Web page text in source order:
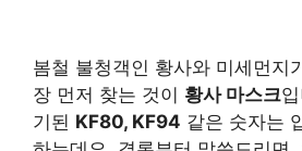
봄철 불청객인 황사와 미세먼지
장 먼저 찾는 것이 황사 마스크
기된 KF80, KF94 같은 숫자는